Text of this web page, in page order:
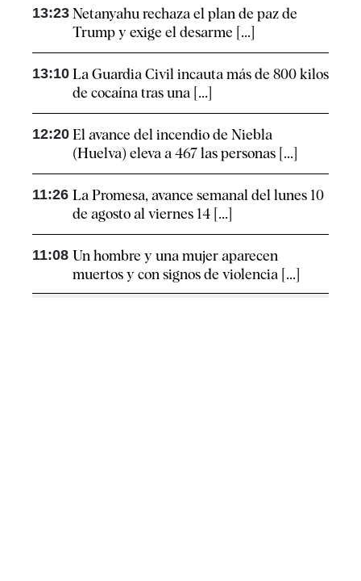
13:23 Netanyahu rechaza el plan de paz de
Trump y exige el desarme [...]
13:10 La Guardia Civil incauta más de 800 kilos
de cocaína tras una [...]
12:20 El avance del incendio de Niebla
(Huelva) eleva a 467 las personas [...]
11:26 La Promesa, avance semanal del lunes 10
de agosto al viernes 14 [...]
11:08 Un hombre y una mujer aparecen
muertos y con signos de violencia [...]